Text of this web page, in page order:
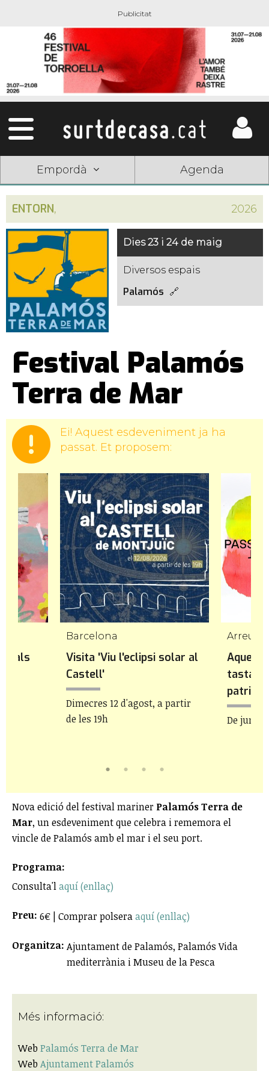
Empordà Agenda
ENTORN, 2026
Dies 23 i 24 de maig
Diversos espais
Palamós
Festival Palamós
Terra de Mar
Ei! Aquest esdeveniment ja ha
passat. Et proposem:
als
Barcelona
Visita 'Viu l'eclipsi solar al
Castell'
Dimecres 12 d'agost, a partir
de les 19h
Arreu
Aquest
tasta i
De juny
Nova edició del festival mariner Palamós Terra de
Mar, un esdeveniment que celebra i rememora el
vincle de Palamós amb el mar i el seu port.
Programa:
Consulta'laquí (enllaç)
Preu: 6€ | Comprar polseraaquí (enllaç)
Organitza: Ajuntament de Palamós, Palamós Vida
mediterrània i Museu de la Pesca
Més informació:
Web Palamós Terra de Mar
Web Ajuntament Palamós